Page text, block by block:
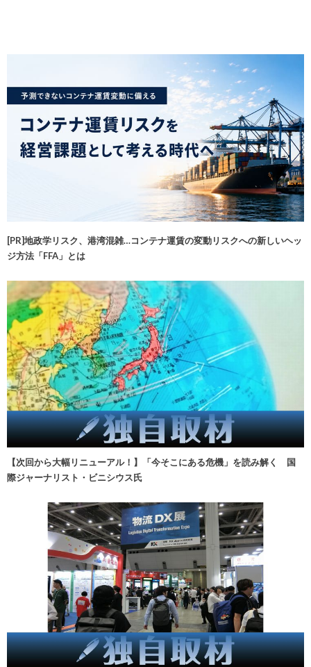
[PR]地政学リスク、港湾混雑…コンテナ運賃の変動リスクへの新しいヘッ
ジ方法「FFA」とは
【次回から大幅リニューアル！】「今そこにある危機」を読み解く 国
際ジャーナリスト・ビニシウス氏